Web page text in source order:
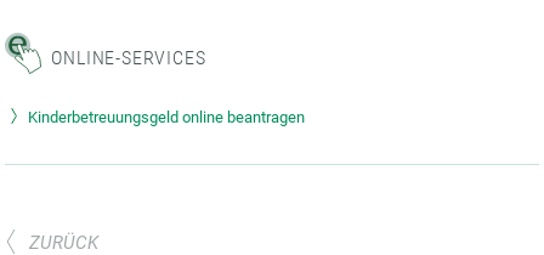
ONLINE-SERVICES
Kinderbetreuungsgeld online beantragen
ZURÜCK